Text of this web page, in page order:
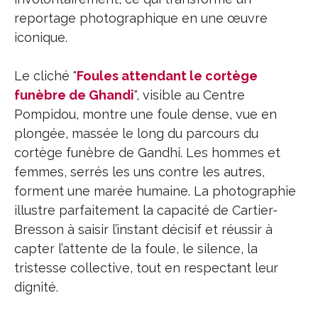
reportage photographique en une œuvre
iconique.
Le cliché "Foules attendant le cortège
funèbre de Ghandi", visible au Centre
Pompidou, montre une foule dense, vue en
plongée, massée le long du parcours du
cortège funèbre de Gandhi. Les hommes et
femmes, serrés les uns contre les autres,
forment une marée humaine. La photographie
illustre parfaitement la capacité de Cartier-
Bresson à saisir l’instant décisif et réussir à
capter l’attente de la foule, le silence, la
tristesse collective, tout en respectant leur
dignité.